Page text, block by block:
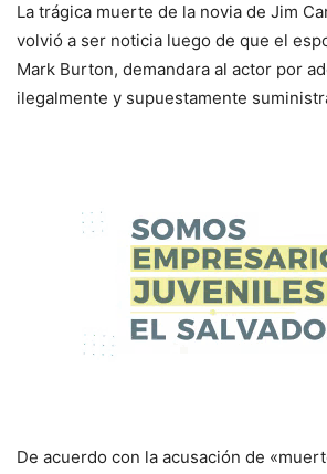
La trágica muerte de la novia de Jim
volvió a ser noticia luego de que el
Mark Burton, demandara al actor por
ilegalmente y supuestamente
De acuerdo con la acusación de